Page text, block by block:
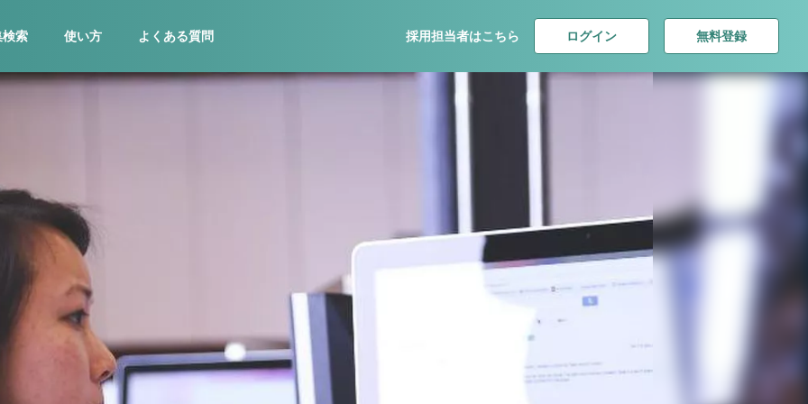
検索 使い方 よくある質問 採用担当者はこちら ログイン 無料登録